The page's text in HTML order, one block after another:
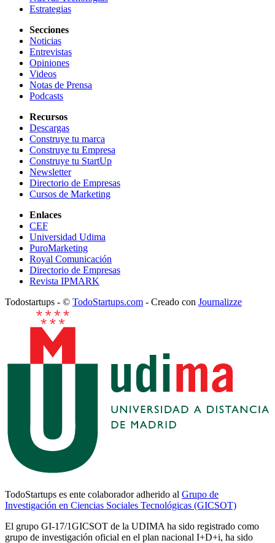
Estrategias
Secciones
Noticias
Entrevistas
Opiniones
Videos
Notas de Prensa
Podcasts
Recursos
Descargas
Construye tu marca
Construye tu Empresa
Construye tu StartUp
Newsletter
Directorio de Empresas
Cursos de Marketing
Enlaces
CEF
Universidad Udima
PuroMarketing
Royal Comunicación
Directorio de Empresas
Revista IPMARK
Todostartups - © TodoStartups.com - Creado con Journalizze
TodoStartups es ente colaborador adherido al Grupo de
Investigación en Ciencias Sociales Tecnológicas (GICSOT)
El grupo GI-17/1GICSOT de la UDIMA ha sido registrado como
grupo de investigación oficial en el plan nacional I+D+i, ha sido